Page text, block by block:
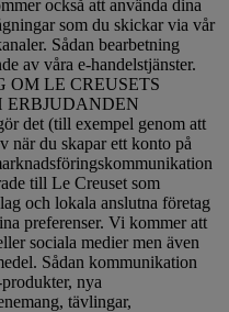
också att använda dina
som du skickar via vår
Sådan bearbetning
av våra e-handelstjänster.
OM LE CREUSETS
ERBJUDANDEN
det (till exempel genom att
när du skapar ett konto på
till Le Creuset som
och lokala anslutna företag
preferenser. Vi kommer att
sociala medier men även
Sådan kommunikation
nya
tävlingar,